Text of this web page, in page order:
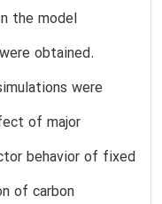
the model
obtained.
were
of major
behavior of fixed
of carbon